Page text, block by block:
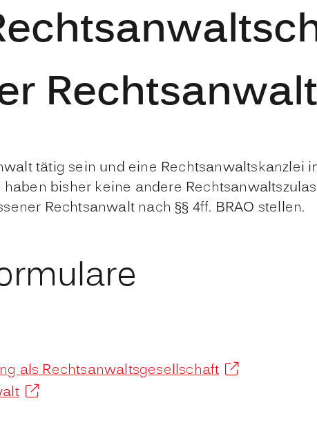
Rechtsanwalt
tätig sein und eine Rechtsanwaltskanzlei
bisher keine andere
Rechtsanwalt nach §§ 4ff. BRAO stellen.
als Rechtsanwaltsgesellschaft